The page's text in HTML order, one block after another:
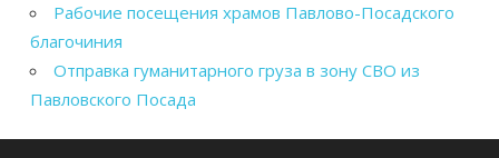
Рабочие посещения храмов Павлово-Посадского
благочиния
Отправка гуманитарного груза в зону СВО из
Павловского Посада